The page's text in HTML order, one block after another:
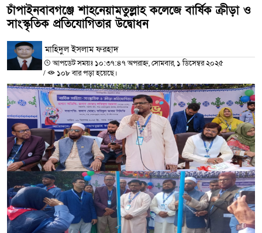
চাঁপাইনবাবগঞ্জে শাহনেয়ামতুল্লাহ কলেজে বার্ষিক ক্রীড়া ও
সাংস্কৃতিক প্রতিযোগিতার উদ্বোধন
মাহিদুল ইসলাম ফরহাদ
আপডেট সময়ঃ ১০:৩৭:৪৭ অপরাহ্ন, সোমবার, ১ ডিসেম্বর ২০২৫
/
১০৮ বার পড়া হয়েছে।